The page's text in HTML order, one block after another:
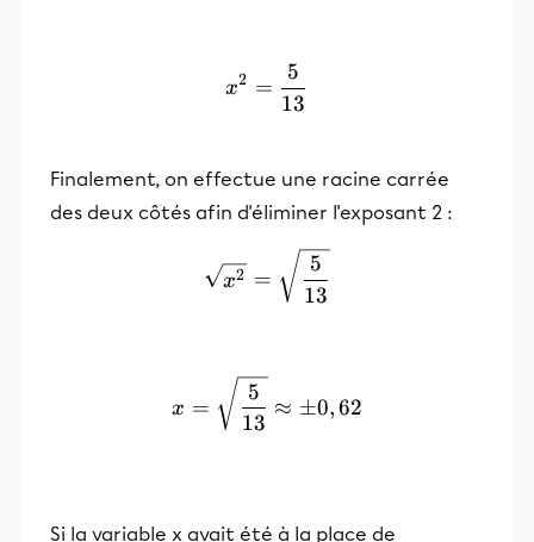
x²=\frac{5}{13}
x2 =
13
5
Finalement, on effectue une racine carrée
des deux côtés afin d'éliminer l'exposant 2 :
\sqrt{ x^2}
x2 =
13
5
x =
13
5
≈ ±0,62
Si la variable x avait été à la place de